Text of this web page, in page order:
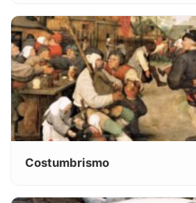
Costumbrismo